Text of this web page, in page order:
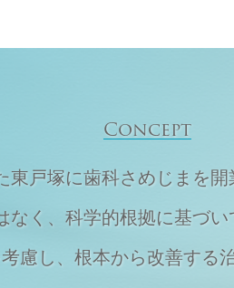
Concept
東戸塚に歯科さめじまを
く、 科学的根拠に基づい
慮し、 根本から改善する